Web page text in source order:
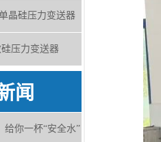
晶硅压力变送器
压力变送器
闻
给你一杯“安全水”